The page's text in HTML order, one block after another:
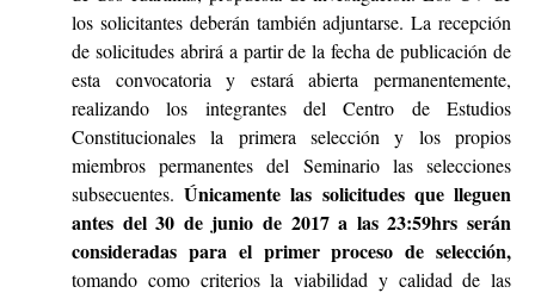
los solicitantes deberán también adjuntarse. La recepción
de solicitudes abrirá a partir de la fecha de publicación de
esta convocatoria y estará abierta permanentemente,
realizando los integrantes del Centro de Estudios
Constitucionales la primera selección y los propios
miembros permanentes del Seminario las selecciones
subsecuentes.Únicamente las solicitudes que lleguen
antes del 30 de junio de 2017 a las 23:59hrs serán
consideradas para el primer proceso de selección,
tomando como criterios la viabilidad y calidad de las